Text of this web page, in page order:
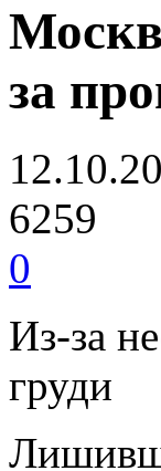
за
6259
0
Из-за
груди